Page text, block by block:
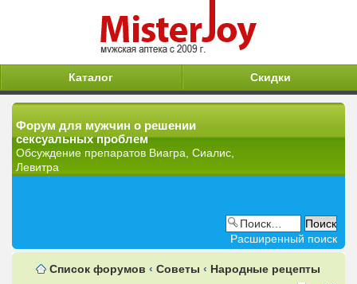
Каталог Скидки
Форум для мужчин о решении
сексуальных проблем
Обсуждение препаратов Виагра, Сиалис,
Левитра
Расширенный поиск
Список форумов ‹ Советы ‹ Народные рецепты